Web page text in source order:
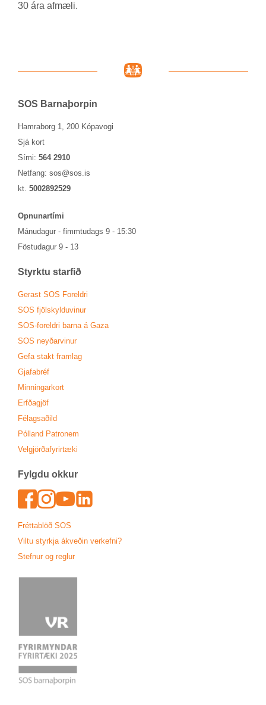
30 ára af­mæli.
SOS Barna­þorp­in
Hamraborg 1, 200 Kópavogi
Sjá kort
Sími: 564 2910
Netfang: sos@sos.is
kt. 5002892529
Opn­un­ar­tími
Mánu­dag­ur - fimmtu­dags 9 - 15:30
Föstu­dag­ur 9 - 13
Styrktu starf­ið
Ger­ast SOS For­eldri
SOS fjöl­skyldu­vin­ur
SOS-for­eldri barna á Gaza
SOS neyð­ar­vin­ur
Gefa stakt fram­lag
Gjafa­bréf
Minn­ing­ar­kort
Erfða­gjöf
Fé­lags­að­ild
Pól­land Patronem
Vel­gjörða­fyr­ir­tæki
Fylgdu okk­ur
Face­book
In­sta­gram
Youtu­be
Lin­ked­In
Frétta­blöð SOS
Viltu styrkja ákveð­in verk­efni?
Stefn­ur og regl­ur